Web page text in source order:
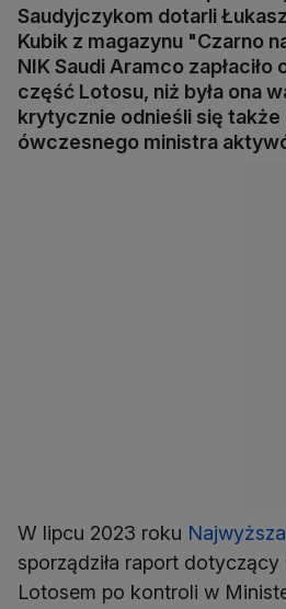
Saudyjczykom dotarli
Kubik z magazynu "Czarno
NIK Saudi Aramco zapłaciło
część Lotosu, niż była ona
krytycznie odnieśli się także
ówczesnego ministra
W lipcu 2023 roku
sporządziła raport dotyczący
Lotosem po kontroli w